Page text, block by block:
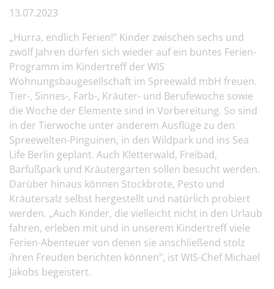
13.07.2023
„Hurra, endlich Ferien!" Kinder zwischen sechs und
zwölf Jahren dürfen sich wieder auf ein buntes Ferien-
Programm im Kindertreff der WIS
Wohnungsbaugesellschaft im Spreewald mbH freuen.
Tier-, Sinnes-, Farb-, Kräuter- und Berufewoche sowie
die Woche der Elemente sind in Vorbereitung. So sind
in der Tierwoche unter anderem Ausflüge zu den
Spreewelten-Pinguinen, in den Wildpark und ins Sea
Life Berlin geplant. Auch Kletterwald, Freibad,
Barfußpark und Kräutergarten sollen besucht werden.
Darüber hinaus können Stockbrote, Pesto und
Kräutersalz selbst hergestellt und natürlich probiert
werden. „Auch Kinder, die vielleicht nicht in den Urlaub
fahren, erleben mit und in unserem Kindertreff viele
Ferien-Abenteuer von denen sie anschließend stolz
ihren Freuden berichten können", ist WIS-Chef Michael
Jakobs begeistert.